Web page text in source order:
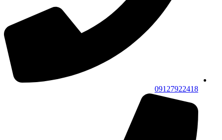
09127922418